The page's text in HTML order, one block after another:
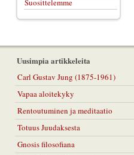
Suosittelemme
Uusimpia artikkeleita
Carl Gustav Jung (1875-1961)
Vapaa aloitekyky
Rentoutuminen ja meditaatio
Totuus Juudaksesta
Gnosis filosofiana